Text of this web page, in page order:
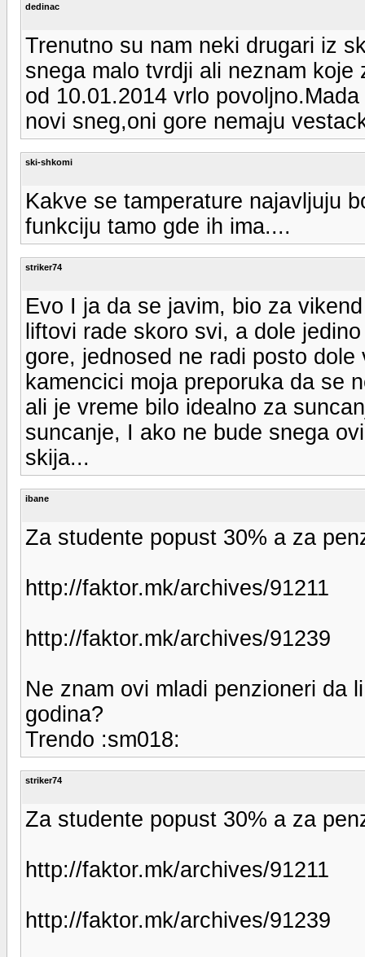
dedinac
Trenutno su nam neki drugari iz
snega malo tvrdji ali neznam
od 10.01.2014 vrlo
novi sneg,oni gore nemaju
ski-shkomi
Kakve se tamperature najavljuju
funkciju tamo gde ih ima....
striker74
Evo I ja da se javim, bio za
liftovi rade skoro svi, a dole
gore, jednosed ne radi posto
kamencici moja preporuka da se
ali je vreme bilo idealno za
suncanje, I ako ne bude snega
skija...
ibane
Za studente popust 30% a za
http://faktor.mk/archives/91211
http://faktor.mk/archives/91239
Ne znam ovi mladi penzioneri da
godina?
Trendo :sm018:
striker74
Za studente popust 30% a za
http://faktor.mk/archives/91211
http://faktor.mk/archives/91239